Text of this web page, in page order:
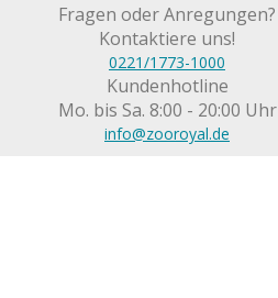
Fragen oder Anregungen?
Kontaktiere uns!
0221/1773-1000
Kundenhotline
Mo. bis Sa. 8:00 - 20:00 Uhr
info@zooroyal.de